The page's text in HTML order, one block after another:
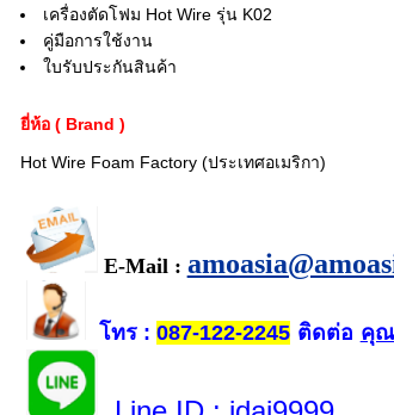
เครื่องตัดโฟม Hot Wire รุ่น K02
คู่มือการใช้งาน
ใบรับประกันสินค้า
ยี่ห้อ ( Brand )
Hot Wire Foam Factory (ประเทศอเมริกา)
E-Mail :
โทร: 087-122-2245ติดต่อ คุ